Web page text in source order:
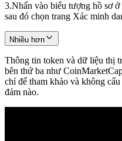
3.Nhấn vào biểu tượng hồ sơ
sau đó chọn trang Xác minh
Nhiều hơn
Thông tin token và dữ liệu thị
bên thứ ba như
chỉ để tham khảo và không
đảm nào.